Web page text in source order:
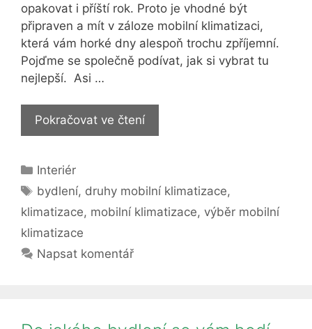
opakovat i příští rok. Proto je vhodné být
připraven a mít v záloze mobilní klimatizaci,
která vám horké dny alespoň trochu zpříjemní.
Pojďme se společně podívat, jak si vybrat tu
nejlepší. Asi …
Pokračovat ve čteníVybíráme
mobilní
Rubriky
Interiér
Štítky
bydlení, druhy mobilní klimatizace,
klimatizace, mobilní klimatizace, výběr mobilní
klimatizace
Napsat komentář